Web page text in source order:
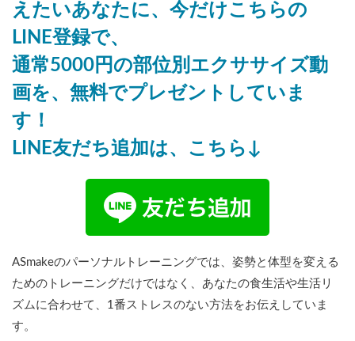
えたいあなたに、今だけこちらの
LINE登録で、
通常5000円の部位別エクササイズ動
画を、無料でプレゼントしていま
す！
LINE友だち追加は、こちら↓
ASmakeのパーソナルトレーニングでは、姿勢と体型を変える
ためのトレーニングだけではなく、あなたの食生活や生活リ
ズムに合わせて、1番ストレスのない方法をお伝えしていま
す。